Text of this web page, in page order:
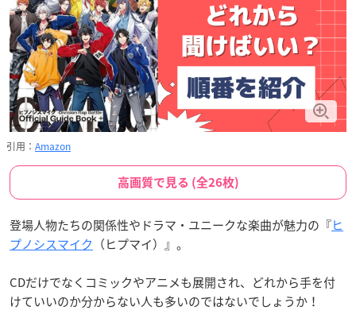
引用： Amazon
高画質で見る (全26枚)
登場人物たちの関係性やドラマ・ユニークな楽曲が魅力の『ヒ
プノシスマイク （ヒプマイ）』。
CDだけでなくコミックやアニメも展開され、どれから手を付
けていいのか分からない人も多いのではないでしょうか！